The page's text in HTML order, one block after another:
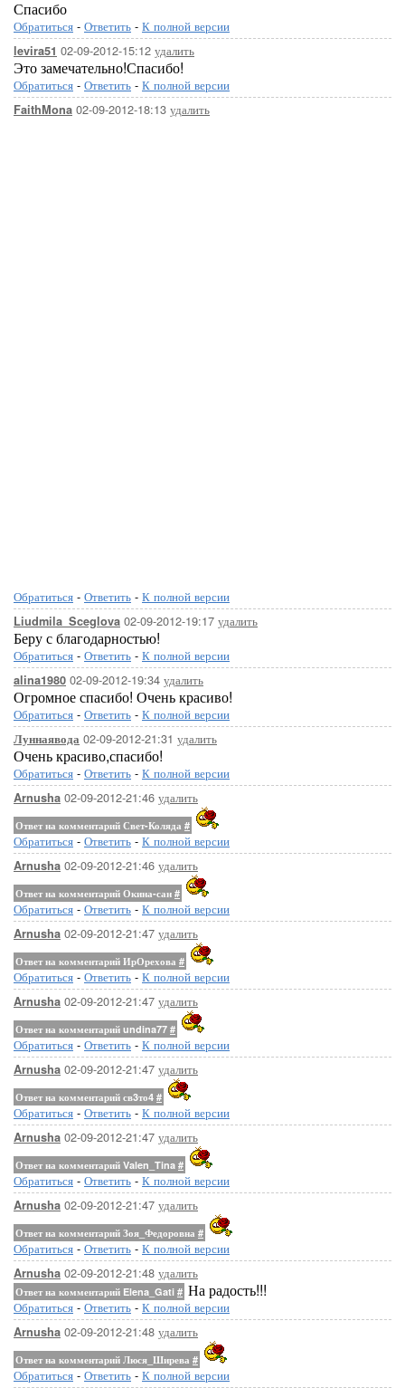
Спасибо
Обратиться - Ответить - К полной версии
levira51 02-09-2012-15:12 удалить
Это замечательно!Спасибо!
Обратиться - Ответить - К полной версии
FaithMona 02-09-2012-18:13 удалить
Обратиться - Ответить - К полной версии
Liudmila_Sceglova 02-09-2012-19:17 удалить
Беру с благодарностью!
Обратиться - Ответить - К полной версии
alina1980 02-09-2012-19:34 удалить
Огромное спасибо! Очень красиво!
Обратиться - Ответить - К полной версии
Луннаявода 02-09-2012-21:31 удалить
Очень красиво,спасибо!
Обратиться - Ответить - К полной версии
Arnusha 02-09-2012-21:46 удалить
Ответ на комментарий Свет-Коляда #
Обратиться - Ответить - К полной версии
Arnusha 02-09-2012-21:46 удалить
Ответ на комментарий Окина-сан #
Обратиться - Ответить - К полной версии
Arnusha 02-09-2012-21:47 удалить
Ответ на комментарий ИрОрехова #
Обратиться - Ответить - К полной версии
Arnusha 02-09-2012-21:47 удалить
Ответ на комментарий undina77 #
Обратиться - Ответить - К полной версии
Arnusha 02-09-2012-21:47 удалить
Ответ на комментарий св3то4 #
Обратиться - Ответить - К полной версии
Arnusha 02-09-2012-21:47 удалить
Ответ на комментарий Valen_Tina #
Обратиться - Ответить - К полной версии
Arnusha 02-09-2012-21:47 удалить
Ответ на комментарий Зоя_Федоровна #
Обратиться - Ответить - К полной версии
Arnusha 02-09-2012-21:48 удалить
Ответ на комментарий Elena_Gati # На радость!!!
Обратиться - Ответить - К полной версии
Arnusha 02-09-2012-21:48 удалить
Ответ на комментарий Люся_Ширева #
Обратиться - Ответить - К полной версии